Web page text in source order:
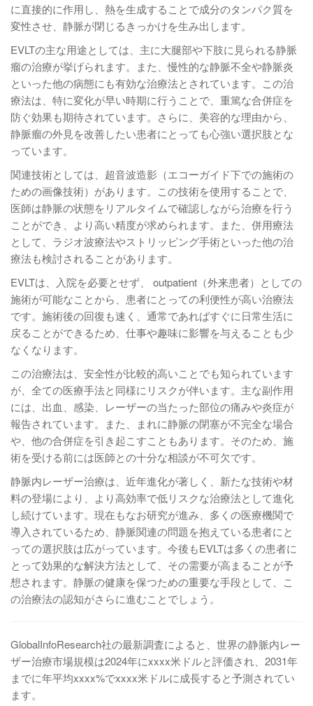
に直接的に作用し、熱を生成することで成分のタンパク質を
変性させ、静脈が閉じるきっかけを生み出します。
EVLTの主な用途としては、主に大腿部や下肢に見られる静脈
瘤の治療が挙げられます。また、慢性的な静脈不全や静脈炎
といった他の病態にも有効な治療法とされています。この治
療法は、特に変化が早い時期に行うことで、重篤な合併症を
防ぐ効果も期待されています。さらに、美容的な理由から、
静脈瘤の外見を改善したい患者にとっても心強い選択肢とな
っています。
関連技術としては、超音波造影（エコーガイド下での施術の
ための画像技術）があります。この技術を使用することで、
医師は静脈の状態をリアルタイムで確認しながら治療を行う
ことができ、より高い精度が求められます。また、併用療法
として、ラジオ波療法やストリッピング手術といった他の治
療法も検討されることがあります。
EVLTは、入院を必要とせず、 outpatient（外来患者）としての
施術が可能なことから、患者にとっての利便性が高い治療法
です。施術後の回復も速く、通常であればすぐに日常生活に
戻ることができるため、仕事や趣味に影響を与えることも少
なくなります。
この治療法は、安全性が比較的高いことでも知られています
が、全ての医療手法と同様にリスクが伴います。主な副作用
には、出血、感染、レーザーの当たった部位の痛みや炎症が
報告されています。また、まれに静脈の閉塞が不完全な場合
や、他の合併症を引き起こすこともあります。そのため、施
術を受ける前には医師との十分な相談が不可欠です。
静脈内レーザー治療は、近年進化が著しく、新たな技術や材
料の登場により、より高効率で低リスクな治療法として進化
し続けています。現在もなお研究が進み、多くの医療機関で
導入されているため、静脈関連の問題を抱えている患者にと
っての選択肢は広がっています。今後もEVLTは多くの患者に
とって効果的な解決方法として、その需要が高まることが予
想されます。静脈の健康を保つための重要な手段として、こ
の治療法の認知がさらに進むことでしょう。
GlobalInfoResearch社の最新調査によると、世界の静脈内レー
ザー治療市場規模は2024年にxxxx米ドルと評価され、2031年
までに年平均xxxx%でxxxx米ドルに成長すると予測されてい
ます。